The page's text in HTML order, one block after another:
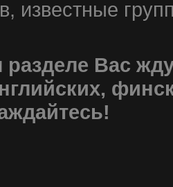
известные
разделе Вас